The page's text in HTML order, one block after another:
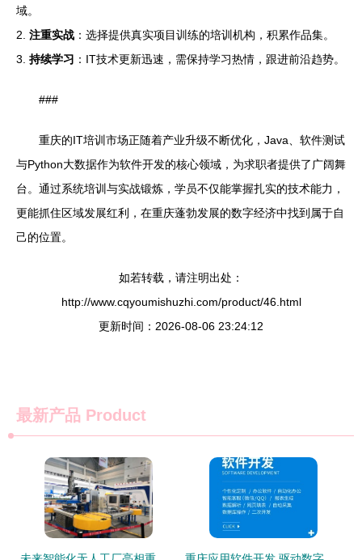
域。
2. 注重实战 ：选择提供真实项目训练的培训机构，积累作品集。
3. 持续学习 ：IT技术更新迅速，需保持学习热情，跟进前沿趋势。
###
重庆的IT培训市场正随着产业升级不断优化，Java、软件测试
与Python大数据作为软件开发的核心领域，为求职者提供了广阔舞
台。通过系统培训与实战锻炼，学员不仅能掌握扎实的技术能力，
更能抓住区域发展红利，在重庆蓬勃发展的数字经济中找到属于自
己的位置。
如若转载，请注明出处：
http://www.cqyoumishuzhi.com/product/46.html
更新时间：2026-08-06 23:24:12
最新产品 Product